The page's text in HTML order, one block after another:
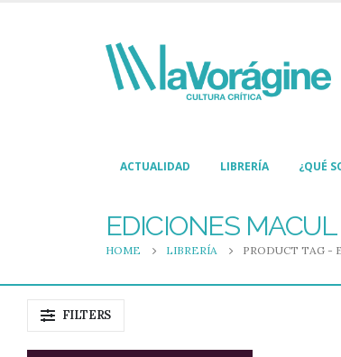
ACTUALIDAD LIBRERÍA ¿QUÉ
EDICIONES MACUL
HOME LIBRERÍA PRODUCT TAG -
FILTERS